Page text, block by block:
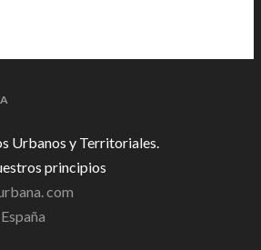
Urbanos y Territoriales.
principios
com